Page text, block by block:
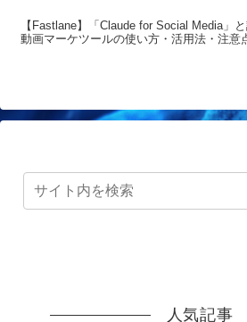
【Fastlane】「Claude for Social Media」
動画マーケツールの使い方・活用法・注意
人気記事